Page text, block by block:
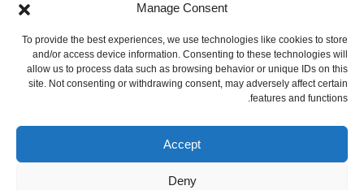
Manage Consent
To provide the best experiences, we use technologies like cookies to store
and/or access device information. Consenting to these technologies will
allow us to process data such as browsing behavior or unique IDs on this
site. Not consenting or withdrawing consent, may adversely affect certain
features and functions.
Accept
Deny
على النشرة الإخبارية:
تبرع الآن